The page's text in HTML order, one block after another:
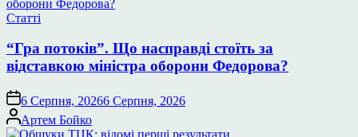
Опублікувати
Статті
“Гра потоків”. Що насправді стоїть за
відставкою міністра оборони Федорова?
6 Серпня, 20266 Серпня, 2026
Опубліковано
Артем Бойко